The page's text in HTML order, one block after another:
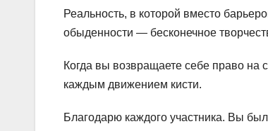
Реальность, в которой вместо
обыденности — бесконечное
Когда вы возвращаете себе право на
каждым движением кисти.
Благодарю каждого участника. Вы